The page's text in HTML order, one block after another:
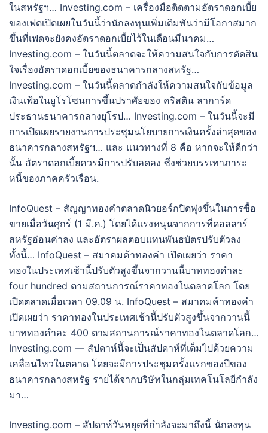
ในสหรัฐฯ… Investing.com – เครื่องมือติดตามอัตราดอกเบี้ย
ของเฟดเปิดเผยในวันนี้ว่านักลงทุนเพิ่มเดิมพันว่ามีโอกาสมาก
ขึ้นที่เฟดจะยังคงอัตราดอกเบี้ยไว้ในเดือนมีนาคม…
Investing.com – ในวันนี้ตลาดจะให้ความสนใจกับการตัดสิน
ใจเรื่องอัตราดอกเบี้ยของธนาคารกลางสหรัฐ…
Investing.com – ในวันนี้ตลาดกำลังให้ความสนใจกับข้อมูล
เงินเฟ้อในยูโรโซนการขึ้นปราศัยของ คริสติน ลาการ์ด
ประธานธนาคารกลางยุโรป… Investing.com – ในวันนี้จะมี
การเปิดเผยรายงานการประชุมนโยบายการเงินครั้งล่าสุดของ
ธนาคารกลางสหรัฐฯ… และ แนวทางที่ 8 คือ หากจะให้ดีกว่า
นั้น อัตราดอกเบี้ยควรมีการปรับลดลง ซึ่งช่วยบรรเทาภาระ
หนี้ของภาคครัวเรือน.
InfoQuest – สัญญาทองคำตลาดนิวยอร์กปิดพุ่งขึ้นในการซื้อ
ขายเมื่อวันศุกร์ (1 มี.ค.) โดยได้แรงหนุนจากการที่ดอลลาร์
สหรัฐอ่อนค่าลง และอัตราผลตอบแทนพันธบัตรปรับตัวลง
ทั้งนี้… InfoQuest – สมาคมค้าทองคำ เปิดเผยว่า ราคา
ทองในประเทศเช้านี้ปรับตัวสูงขึ้นจากวานนี้บาททองคำละ
four hundred ตามสถานการณ์ราคาทองในตลาดโลก โดย
เปิดตลาดเมื่อเวลา 09.09 น. InfoQuest – สมาคมค้าทองคำ
เปิดเผยว่า ราคาทองในประเทศเช้านี้ปรับตัวสูงขึ้นจากวานนี้
บาททองคำละ 400 ตามสถานการณ์ราคาทองในตลาดโลก…
Investing.com — สัปดาห์นี้จะเป็นสัปดาห์ที่เต็มไปด้วยความ
เคลื่อนไหวในตลาด โดยจะมีการประชุมครั้งแรกของปีของ
ธนาคารกลางสหรัฐ รายได้จากบริษัทในกลุ่มเทคโนโลยีกำลัง
มา…
Investing.com – สัปดาห์วันหยุดที่กำลังจะมาถึงนี้ นักลงทุน